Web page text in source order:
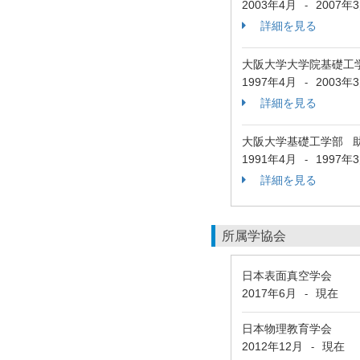
2003年4月
-
2007年3
詳細を見る
大阪大学大学院基礎
1997年4月
-
2003年3
詳細を見る
大阪大学基礎工学部
1991年4月
-
1997年3
詳細を見る
所属学協会
日本表面真空学会
2017年6月
- 現在
日本物理教育学会
2012年12月
- 現在